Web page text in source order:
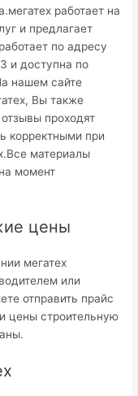
работает на
и предлагает
по адресу
и доступна по
нашем сайте
Вы также
проходят
корректными при
материалы
момент
цены
мегатех
или
отправить прайс
цены строительную